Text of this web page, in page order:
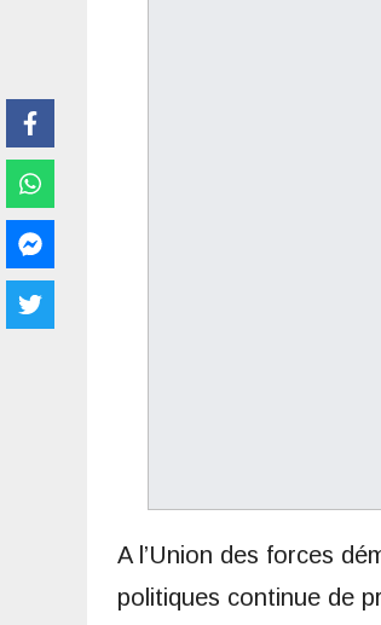
A l’Union des forces
politiques continue de